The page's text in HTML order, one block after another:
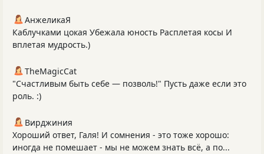
АнжеликаЯ
Каблучками цокая Убежала юность Расплетая косы И
вплетая мудрость.)
TheMagicCat
"Счастливым быть себе — позволь!" Пусть даже если это
роль. :)
Вирджиния
Хороший ответ, Галя! И сомнения - это тоже хорошо:
иногда не помешает - мы не можем знать всё, а по...